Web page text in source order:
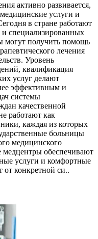
активно развивается,
услуги и
в стране работают
специализированных
могут получить помощь
лечения
Уровень
квалификация
услуг делают
эффективным и
системы
качественной
работают как
каждая из которых
больницы
медицинского
медцентры обеспечивают
услуги и комфортные
от конкретной си..